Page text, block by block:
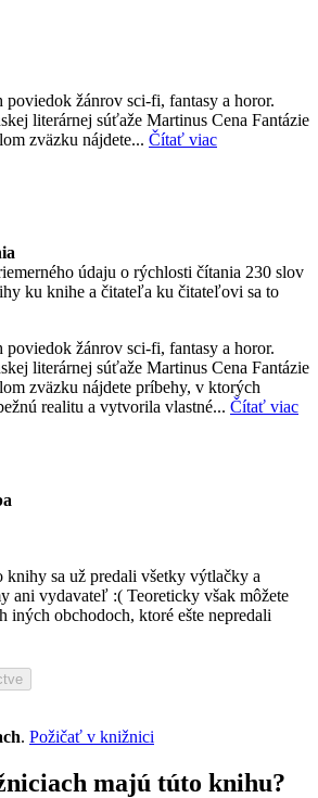
žánrov sci-fi, fantasy a horor.
literárnej súťaže Martinus Cena Fantázie
zväzku nájdete... Čítať viac
údaju o rýchlosti čítania 230 slov
ku knihe a čitateľa ku čitateľovi sa to
žánrov sci-fi, fantasy a horor.
literárnej súťaže Martinus Cena Fantázie
zväzku nájdete príbehy, v ktorých
realitu a vytvorila vlastné... Čítať viac
knihy sa už predali všetky výtlačky a
ani vydavateľ :( Teoreticky však môžete
iných obchodoch, ktoré ešte nepredali
. Požičať v knižnici
majú túto knihu?